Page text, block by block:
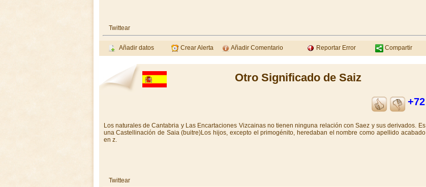
Twittear
Añadir datos Crear Alerta Añadir Comentario Reportar Error Compartir
Otro Significado de Saiz
+72
Los naturales de Cantabria y Las Encartaciones Vizcainas no tienen ninguna relación con Saez y sus derivados. Es
una Castellinación de Saia (buitre)Los hijos, excepto el primogénito, heredaban el nombre como apellido acabado
en z.
Twittear